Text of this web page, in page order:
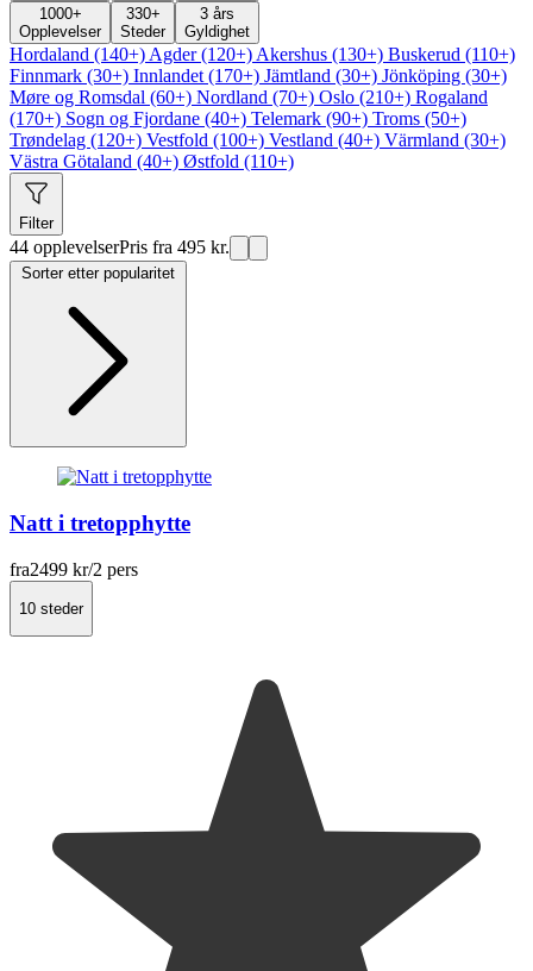
1000+
Opplevelser
330+
Steder
3 års
Gyldighet
Hordaland (140+) Agder (120+) Akershus (130+) Buskerud (110+)
Finnmark (30+) Innlandet (170+) Jämtland (30+) Jönköping (30+)
Møre og Romsdal (60+) Nordland (70+) Oslo (210+) Rogaland
(170+) Sogn og Fjordane (40+) Telemark (90+) Troms (50+)
Trøndelag (120+) Vestfold (100+) Vestland (40+) Värmland (30+)
Västra Götaland (40+) Østfold (110+)
Filter
44 opplevelserPris fra 495 kr.
Natt i tretopphytte
fra2499 kr/2 pers
10 steder